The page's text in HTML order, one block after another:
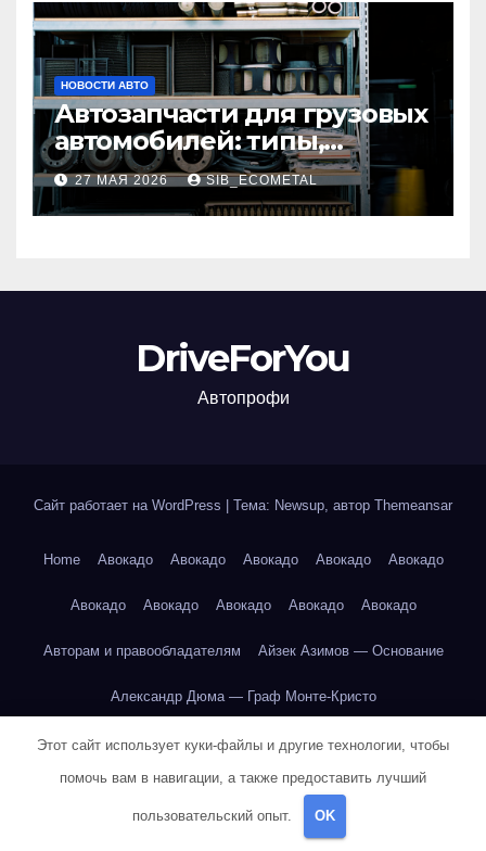
НОВОСТИ АВТО
Автозапчасти для грузовых
автомобилей: типы,
совместимость и критерии
подбора
27 МАЯ 2026 SIB_ECOMETAL
DriveForYou
Автопрофи
Сайт работает на WordPress Тема: Newsup, автор Themeansar
Home Авокадо Авокадо Авокадо Авокадо Авокадо
Авокадо Авокадо Авокадо Авокадо Авокадо
Авторам и правообладателям Айзек Азимов — Основание
Александр Дюма — Граф Монте-Кристо
Александр Дюма — Три мушкетёра
Александр Пушкин — Евгений Онегин
Александр Пушкин — Евгений Онегин
Этот сайт использует куки-файлы и другие технологии, чтобы
помочь вам в навигации, а также предоставить лучший
пользовательский опыт. OK